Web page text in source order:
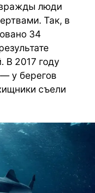
вражды люди
Так, в
34
В 2017 году
у берегов
съели